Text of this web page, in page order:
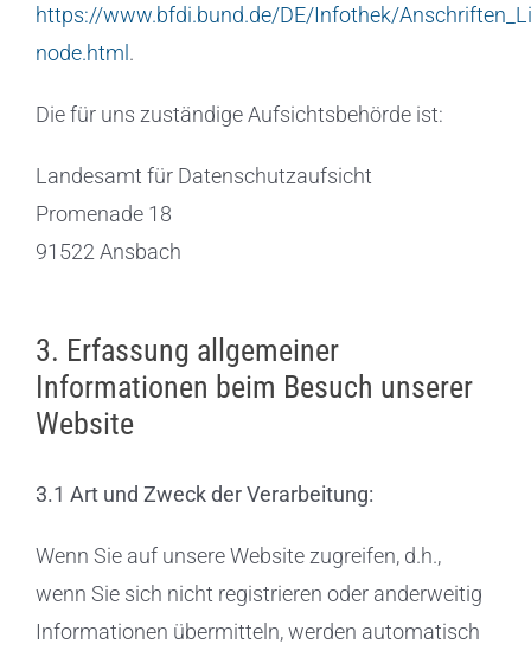
https://www.bfdi.bund.de/DE/Infothek/
node.html.
Die für uns zuständige Aufsichtsbehörde ist:
Landesamt für Datenschutzaufsicht
Promenade 18
91522 Ansbach
3. Erfassung allgemeiner
Informationen beim Besuch unserer
Website
3.1 Art und Zweck der Verarbeitung:
Wenn Sie auf unsere Website zugreifen, d.h.,
wenn Sie sich nicht registrieren oder anderweitig
Informationen übermitteln, werden automatisch